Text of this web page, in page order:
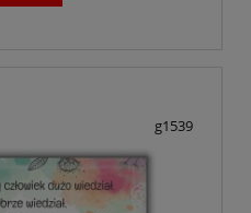
g1539